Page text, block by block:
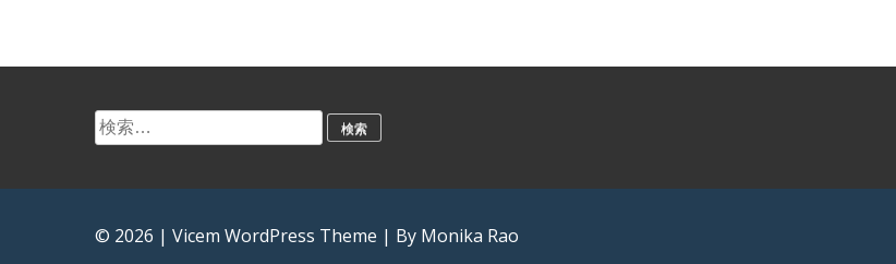
検
索:
© 2026 | Vicem WordPress Theme | By Monika Rao